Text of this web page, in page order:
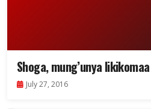
Shoga, mung’unya
July 27, 2016